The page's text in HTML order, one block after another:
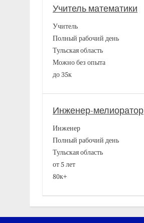
Учитель математики
Учитель
Полный рабочий день
Тульская область
Можно без опыта
до 35к
Инженер-мелиоратор
Инженер
Полный рабочий день
Тульская область
от 5 лет
80к+